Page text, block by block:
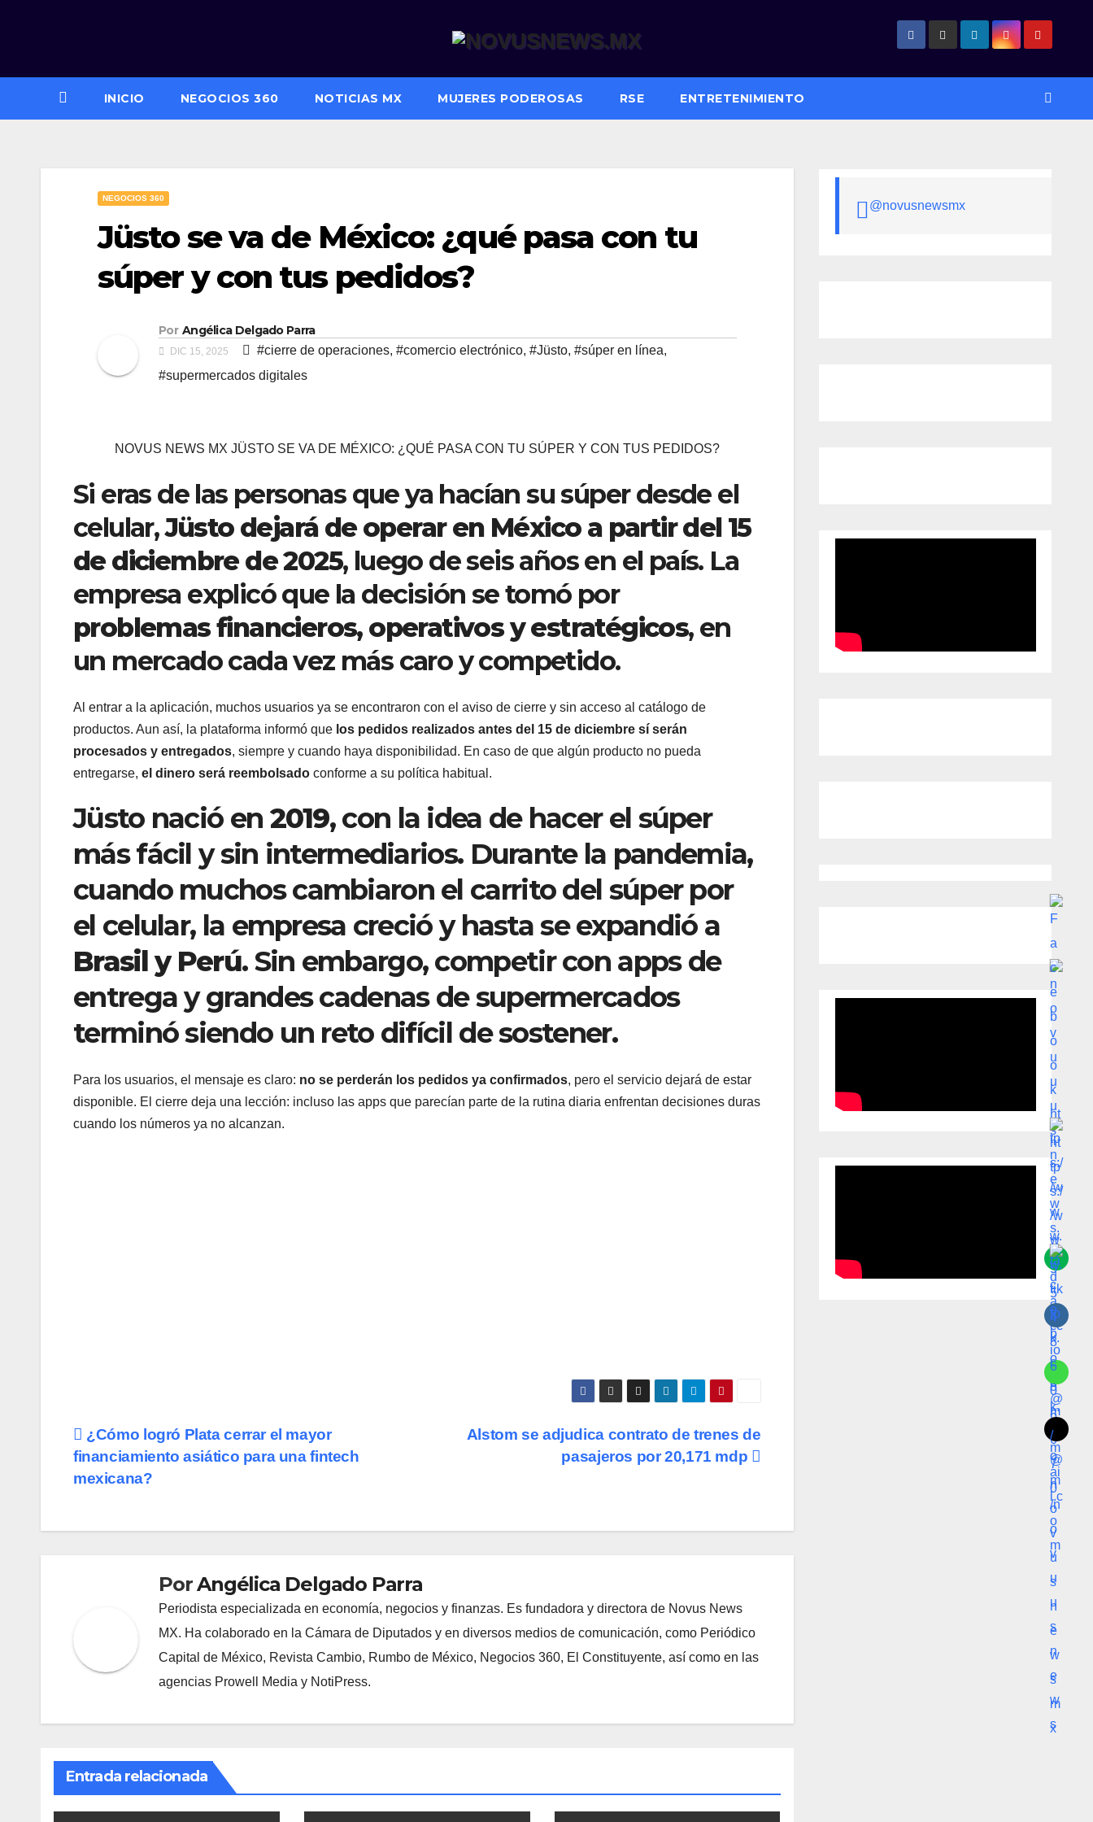
INICIO NEGOCIOS 360 NOTICIAS MX MUJERES PODEROSAS RSE ENTRETENIMIENTO
NEGOCIOS 360
Jüsto se va de México: ¿qué pasa con tu
súper y con tus pedidos?
Por Angélica Delgado Parra
DIC 15, 2025 #cierre de operaciones, #comercio electrónico, #Jüsto, #súper en línea,
#supermercados digitales
NOVUS NEWS MX JÜSTO SE VA DE MÉXICO: ¿QUÉ PASA CON TU SÚPER Y CON TUS PEDIDOS?
Si eras de las personas que ya hacían su súper desde el
celular,Jüsto dejará de operar en México a partir del 15
de diciembre de 2025, luego de seis años en el país. La
empresa explicó que la decisión se tomó por
problemas financieros, operativos y estratégicos, en
un mercado cada vez más caro y competido.
Al entrar a la aplicación, muchos usuarios ya se encontraron con el aviso de cierre y sin acceso al catálogo de
productos. Aun así, la plataforma informó que los pedidos realizados antes del 15 de diciembre sí serán
procesados y entregados, siempre y cuando haya disponibilidad. En caso de que algún producto no pueda
entregarse, el dinero será reembolsado conforme a su política habitual.
Jüsto nació en 2019, con la idea de hacer el súper
más fácil y sin intermediarios. Durante la pandemia,
cuando muchos cambiaron el carrito del súper por
el celular, la empresa creció y hasta se expandió a
Brasil y Perú. Sin embargo, competir con apps de
entrega y grandes cadenas de supermercados
terminó siendo un reto difícil de sostener.
Para los usuarios, el mensaje es claro: no se perderán los pedidos ya confirmados, pero el servicio dejará de estar
disponible. El cierre deja una lección: incluso las apps que parecían parte de la rutina diaria enfrentan decisiones duras
cuando los números ya no alcanzan.
Navegación
de
Alstom se adjudica contrato de trenes de
pasajeros por 20,171 mdp
¿Cómo logró Plata cerrar el mayor
financiamiento asiático para una fintech
mexicana?
PorAngélica Delgado Parra
Periodista especializada en economía, negocios y finanzas. Es fundadora y directora de Novus News
MX. Ha colaborado en la Cámara de Diputados y en diversos medios de comunicación, como Periódico
Capital de México, Revista Cambio, Rumbo de México, Negocios 360, El Constituyente, así como en las
agencias Prowell Media y NotiPress.
Entrada relacionada
@novusnewsmx